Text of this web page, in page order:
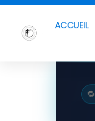
ACCUEIL
🔁